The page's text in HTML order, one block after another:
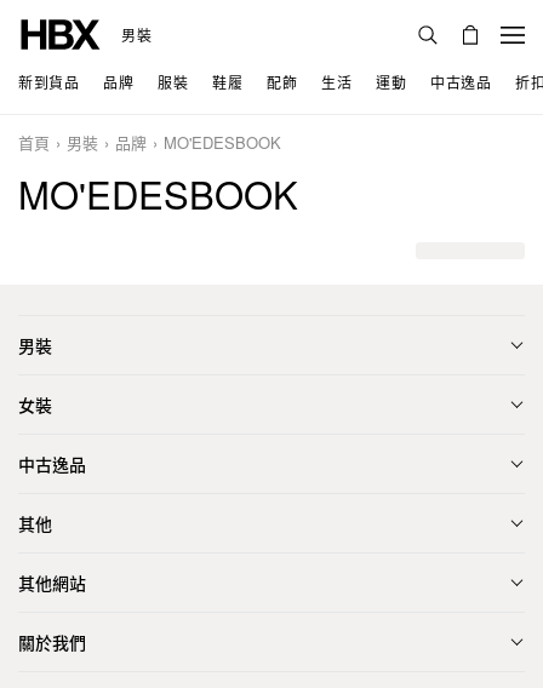
男裝
新到貨品 品牌 服裝 鞋履 配飾 生活 運動 中古逸品 折
首頁 男裝 品牌 MO'EDESBOOK
MO'EDESBOOK
男裝
女裝
中古逸品
其他
其他網站
關於我們